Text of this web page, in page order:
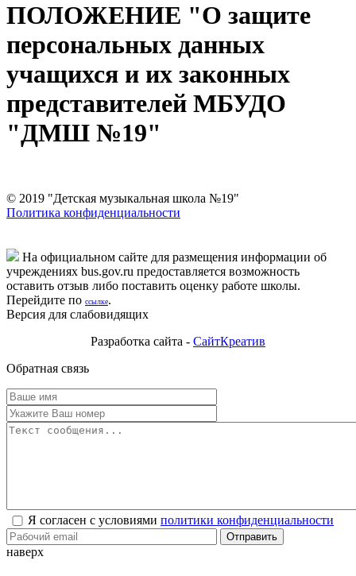
ПОЛОЖЕНИЕ "О защите
персональных данных
учащихся и их законных
представителей МБУДО
"ДМШ №19"
© 2019 "Детская музыкальная школа №19"
Политика конфиденциальности
На официальном сайте для размещения информации об
учреждениях bus.gov.ru предоставляется возможность
оставить отзыв либо поставить оценку работе школы.
Перейдите по ссылке.
Версия для слабовидящих
Разработка сайта - СайтКреатив
Обратная связь
Я согласен с условиями политики конфиденциальности
Отправить
наверх